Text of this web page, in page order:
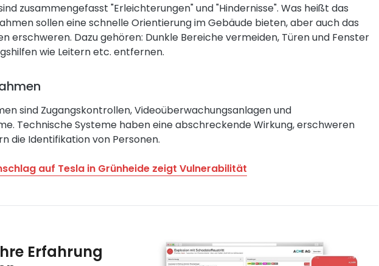
zusammengefasst "Erleichterungen" und "Hindernisse". Was heißt das
sollen eine schnelle Orientierung im Gebäude bieten, aber auch das
erschweren. Dazu gehören: Dunkle Bereiche vermeiden, Türen und Fenster
wie Leitern etc. entfernen.
sind Zugangskontrollen, Videoüberwachungsanlagen und
Technische Systeme haben eine abschreckende Wirkung, erschweren
die Identifikation von Personen.
auf Tesla in Grünheide zeigt Vulnerabilität
Erfahrung